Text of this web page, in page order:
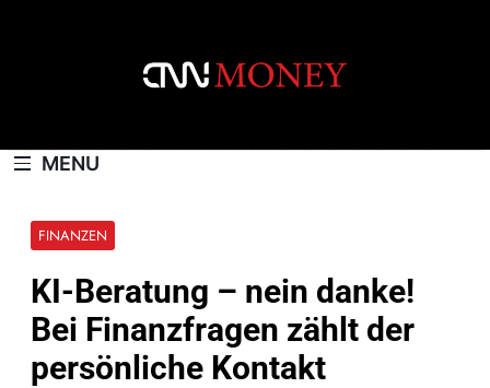
MENU
FINANZEN
KI-Beratung – nein danke!
Bei Finanzfragen zählt der
persönliche Kontakt